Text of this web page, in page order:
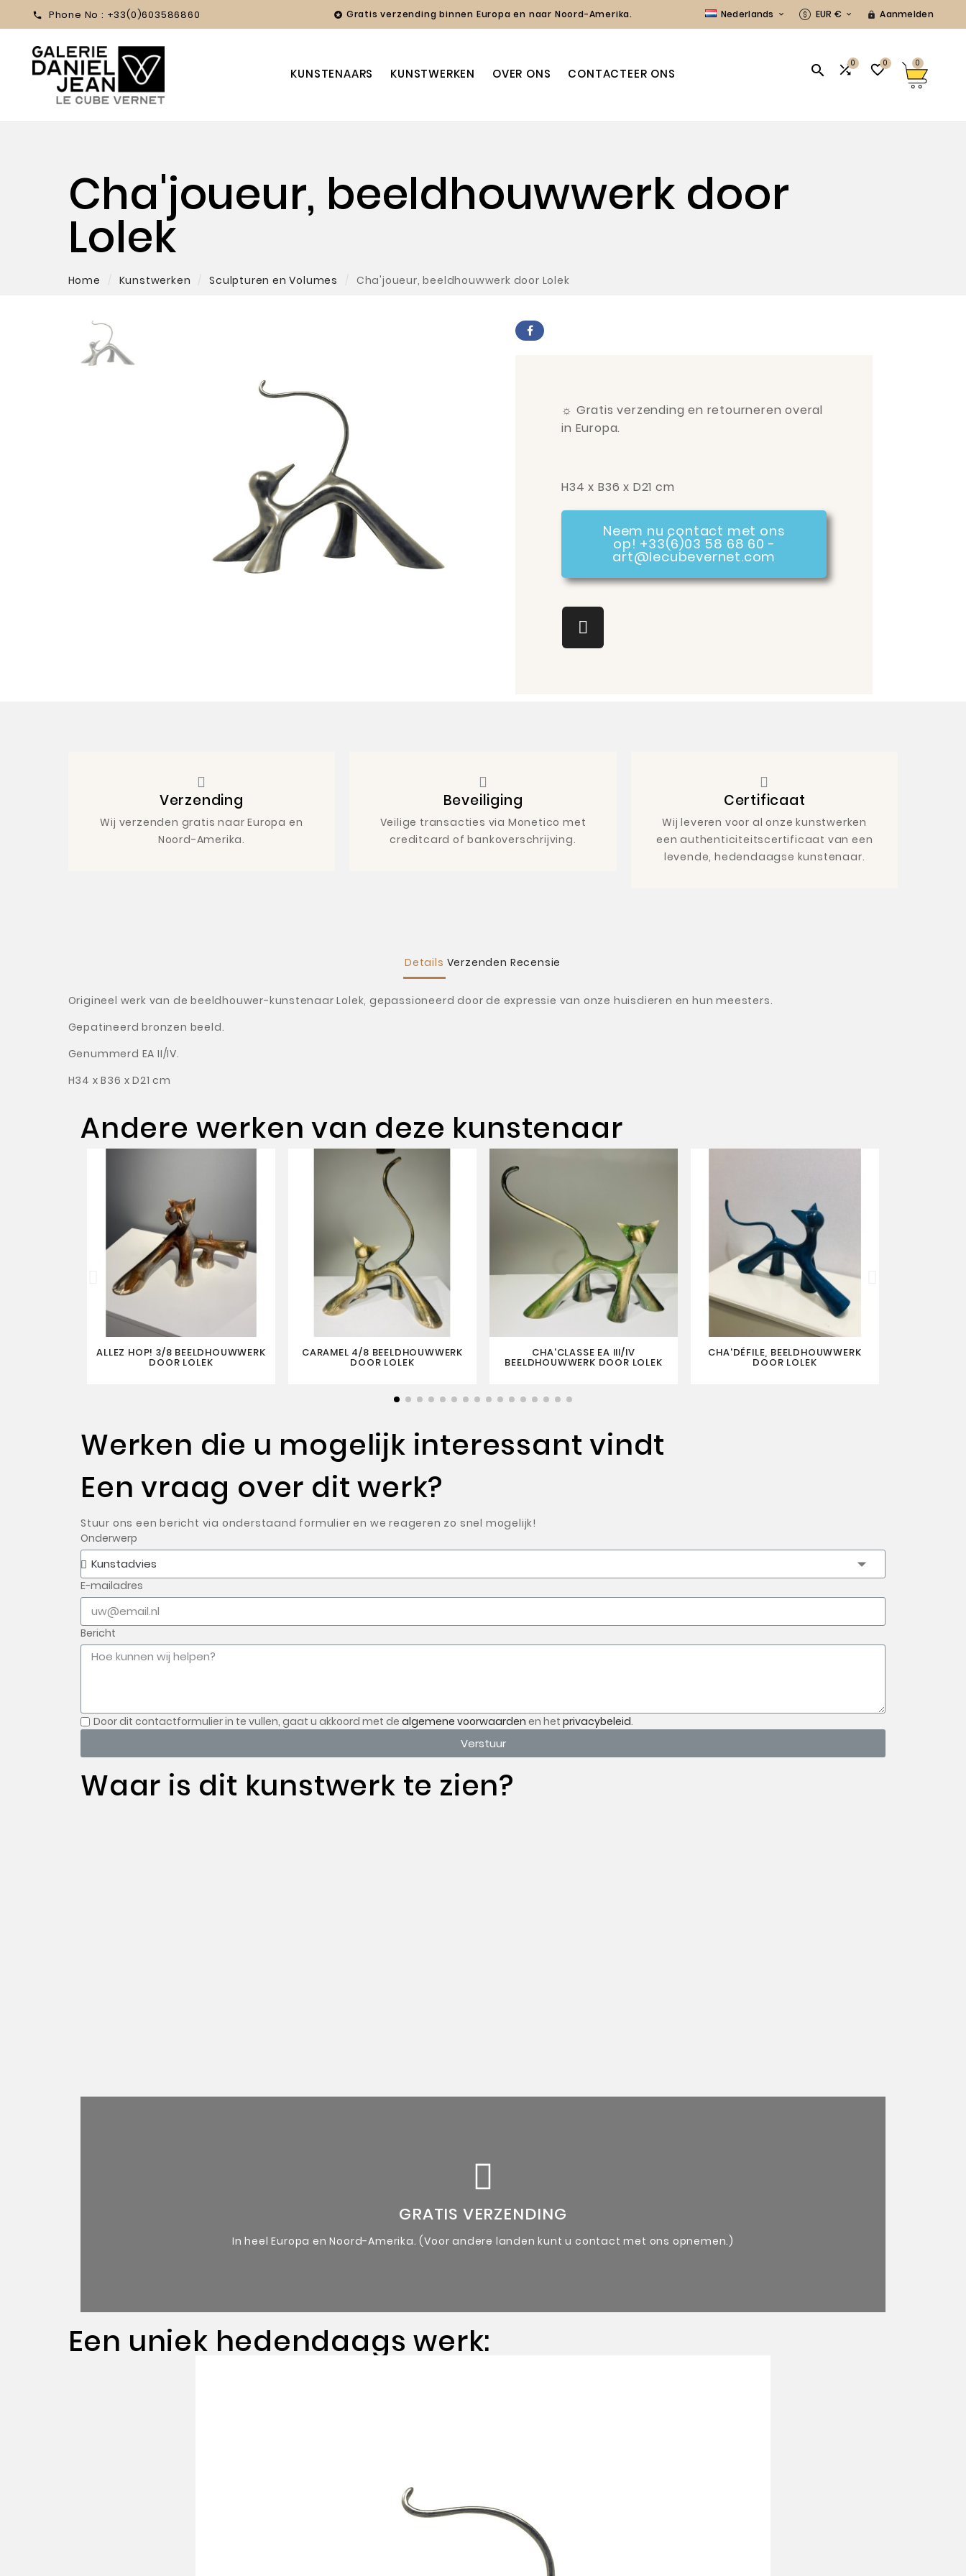
 Phone No : +33(0)603586860  Gratis verzending binnen Europa en naar Noord-Amerika. Nederlands  EUR €   Aanmelden
KUNSTENAARS KUNSTWERKEN OVER ONS CONTACTEER ONS  0 0 0
Cha'joueur, beeldhouwwerk door
Lolek
Home Kunstwerken Sculpturen en Volumes Cha'joueur, beeldhouwwerk door Lolek
☼ Gratis verzending en retourneren overal
in Europa.
H34 x B36 x D21 cm
Neem nu contact met ons
op! +33(6)03 58 68 60 -
art@lecubevernet.com
Verzending
Wij verzenden gratis naar Europa en
Noord-Amerika.
Beveiliging
Veilige transacties via Monetico met
creditcard of bankoverschrijving.
Certificaat
Wij leveren voor al onze kunstwerken
een authenticiteitscertificaat van een
levende, hedendaagse kunstenaar.
Details Verzenden Recensie
Origineel werk van de beeldhouwer-kunstenaar Lolek, gepassioneerd door de expressie van onze huisdieren en hun meesters.
Gepatineerd bronzen beeld.
Genummerd EA II/IV.
H34 x B36 x D21 cm
Andere werken van deze kunstenaar
ALLEZ HOP! 3/8 BEELDHOUWWERK
DOOR LOLEK
CARAMEL 4/8 BEELDHOUWWERK
DOOR LOLEK
CHA'CLASSE EA III/IV
BEELDHOUWWERK DOOR LOLEK
CHA'DÉFILE, BEELDHOUWWERK
DOOR LOLEK
Werken die u mogelijk interessant vindt
Een vraag over dit werk?
Stuur ons een bericht via onderstaand formulier en we reageren zo snel mogelijk!
Onderwerp
E-mailadres
Bericht
Door dit contactformulier in te vullen, gaat u akkoord met de algemene voorwaarden en het privacybeleid.
Verstuur
Waar is dit kunstwerk te zien?
GRATIS VERZENDING
In heel Europa en Noord-Amerika. (Voor andere landen kunt u contact met ons opnemen.)
Unieke originele kunstwerken
vergezeld van een authenticiteitsbewijs van de kunstenaar.
Een uniek hedendaags werk: